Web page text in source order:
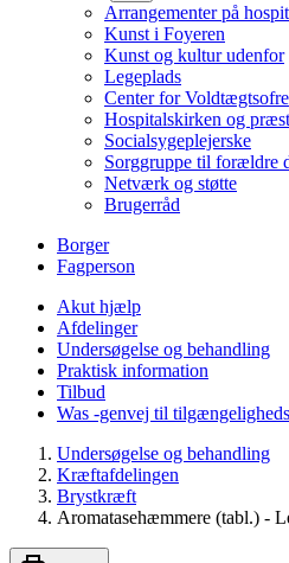
Arrangementer på
Kunst i Foyeren
Kunst og kultur udenfor
Legeplads
Center for Voldtægtsofre
Hospitalskirken og
Socialsygeplejerske
Sorggruppe til forældre
Netværk og støtte
Brugerråd
Borger
Fagperson
Akut hjælp
Afdelinger
Undersøgelse og behandling
Praktisk information
Tilbud
Was -genvej til
Undersøgelse og behandling
Kræftafdelingen
Brystkræft
Aromatasehæmmere (tabl.) -